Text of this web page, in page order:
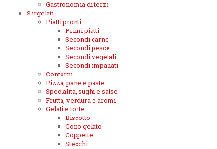
Gastronomia di terzi
Surgelati
Piatti pronti
Primi piatti
Secondi carne
Secondi pesce
Secondi vegetali
Secondi impanati
Contorni
Pizza, pane e paste
Specialita, sughi e salse
Frutta, verdura e aromi
Gelati e torte
Biscotto
Cono gelato
Coppette
Stecchi